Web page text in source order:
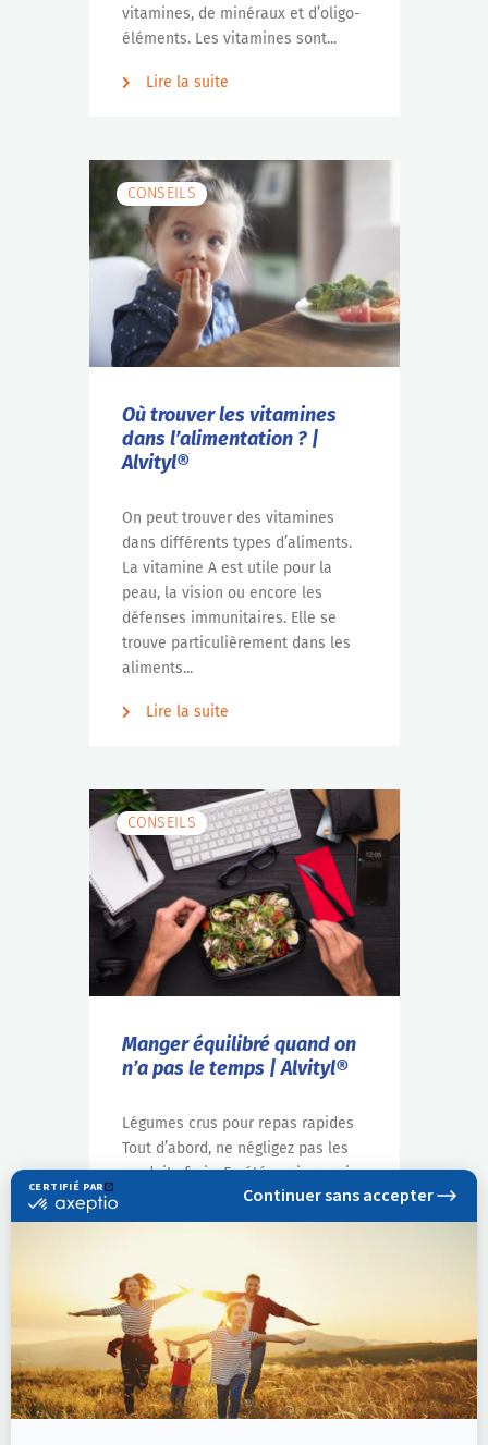
vitamines, de minéraux et d’oligo-
éléments. Les vitamines sont...
Lire la suite
CONSEILS
Où trouver les vitamines
dans l’alimentation ? |
Alvityl®
On peut trouver des vitamines
dans différents types d’aliments.
La vitamine A est utile pour la
peau, la vision ou encore les
défenses immunitaires. Elle se
trouve particulièrement dans les
aliments...
Lire la suite
CONSEILS
Manger équilibré quand on
n’a pas le temps | Alvityl®
Légumes crus pour repas rapides
Tout d’abord, ne négligez pas les
produits frais. En été, mais aussi
en hiver, les légumes frais peuvent
constituer une excellente base de
Lire la suite
CONSEILS